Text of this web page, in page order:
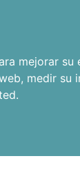
mejorar
, medir su
.